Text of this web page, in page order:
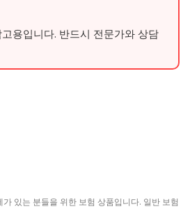
용입니다. 반드시 전문가와 상담
있는 분들을 위한 보험 상품입니다. 일반 보험